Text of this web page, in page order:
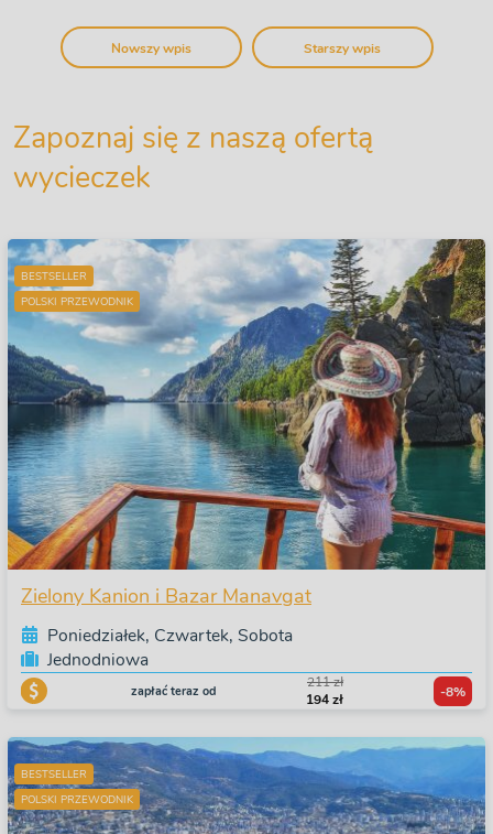
Nowszy wpis Starszy wpis
Zapoznaj się z naszą ofertą
wycieczek
BESTSELLER
POLSKI PRZEWODNIK
Zielony Kanion i Bazar Manavgat
Poniedziałek, Czwartek, Sobota
Jednodniowa
zapłać teraz od
211 zł
194 zł
-8%
BESTSELLER
POLSKI PRZEWODNIK